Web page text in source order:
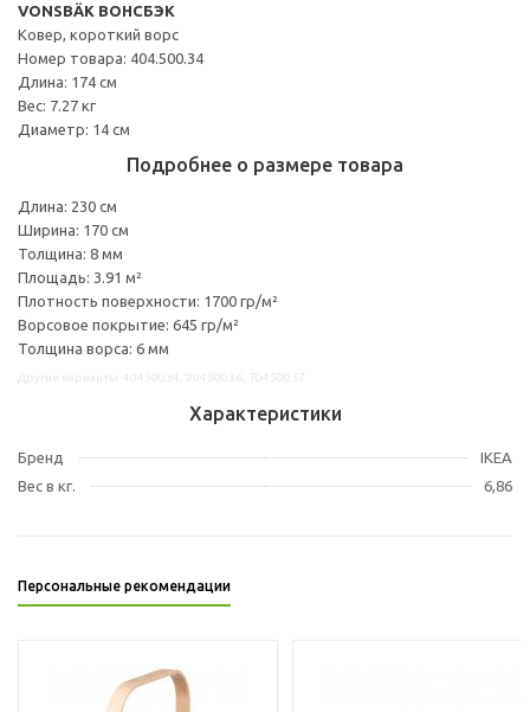
VONSBÄK ВОНСБЭК
Ковер, короткий ворс
Номер товара: 404.500.34
Длина: 174 см
Вес: 7.27 кг
Диаметр: 14 см
Подробнее о размере товара
Длина: 230 см
Ширина: 170 см
Толщина: 8 мм
Площадь: 3.91 м²
Плотность поверхности: 1700 гр/м²
Ворсовое покрытие: 645 гр/м²
Толщина ворса: 6 мм
Характеристики
Бренд
IKEA
Вес в кг.
6,86
Персональные рекомендации